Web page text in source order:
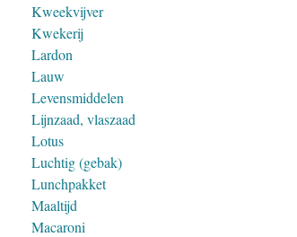
Kweekvijver
Kwekerij
Lardon
Lauw
Levensmiddelen
Lijnzaad, vlaszaad
Lotus
Luchtig (gebak)
Lunchpakket
Maaltijd
Macaroni